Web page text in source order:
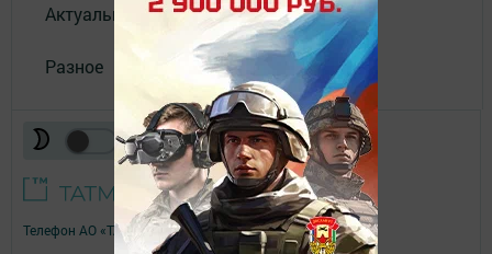
Актуальное видео
Разное
Телефон АО «ТАТМЕДИА»:(843) 222 09 84